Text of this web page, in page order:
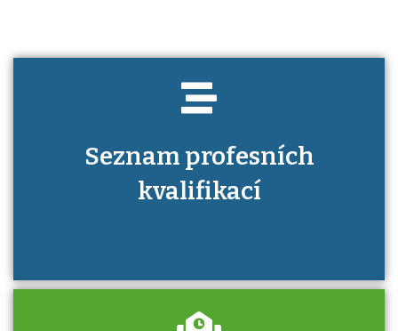
Seznam profesních
kvalifikací